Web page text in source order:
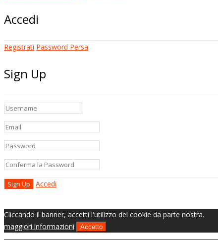
Accedi
Registrati Password Persa
Sign Up
Accedi
Cliccando il banner, accetti l'utilizzo dei cookie da parte nostra.
maggiori informazioni
Accetto